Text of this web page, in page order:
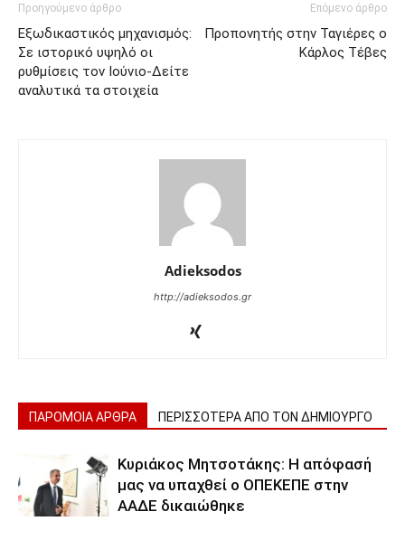
Προηγούμενο άρθρο
Εξωδικαστικός μηχανισμός:
Σε ιστορικό υψηλό οι
ρυθμίσεις τον Ιούνιο-Δείτε
αναλυτικά τα στοιχεία
Επόμενο άρθρο
Προπονητής στην Ταγιέρες ο
Κάρλος Τέβες
Adieksodos
http://adieksodos.gr
ΠΑΡΟΜΟΙΑ ΑΡΘΡΑ ΠΕΡΙΣΣΟΤΕΡΑ ΑΠΟ ΤΟΝ ΔΗΜΙΟΥΡΓΟ
Κυριάκος Μητσοτάκης: Η απόφασή
μας να υπαχθεί ο ΟΠΕΚΕΠΕ στην
ΑΑΔΕ δικαιώθηκε